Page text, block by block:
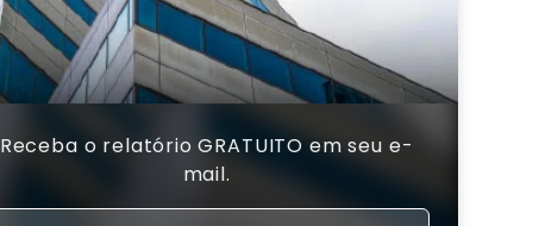
Receba o relatório GRATUITO em seu e-
mail.